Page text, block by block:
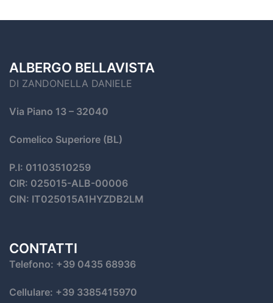
ALBERGO BELLAVISTA
DI ZANDONELLA DANIELE
Via Piano 13 – 32040
Comelico Superiore (BL)
P.I: 01103510259
CIR: 025015-ALB-00006
CIN: IT025015A1HYZDB2LM
CONTATTI
Telefono: +39 0435 68936
Cellulare: +39 3385415970